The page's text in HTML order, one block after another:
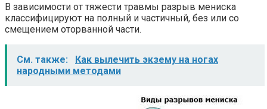
В зависимости от тяжести травмы разрыв мениска
классифицируют на полный и частичный, без или со
смещением оторванной части.
См. также:
Как вылечить экзему на ногах
народными методами